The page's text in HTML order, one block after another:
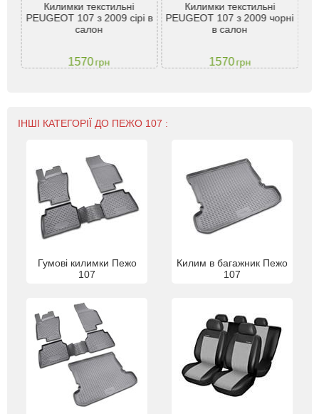
Килимки текстильні
PEUGEOT 107 з 2009 сірі в
салон
1570грн
Килимки текстильні
PEUGEOT 107 з 2009 чорні
в салон
1570грн
ІНШІ КАТЕГОРІЇ ДО ПЕЖО 107 :
Гумові килимки Пежо
107
Килим в багажник Пежо
107